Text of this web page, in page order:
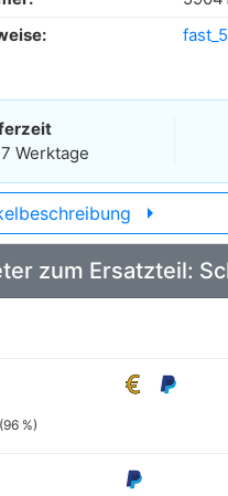
Werktage
arrow_right
zum Ersatzteil:
(96 %)